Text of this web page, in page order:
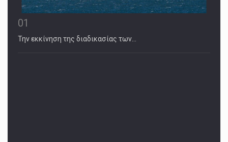
01
Την εκκίνηση της διαδικασίας των…